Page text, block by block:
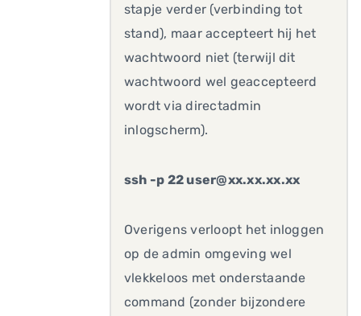
stapje verder (verbinding tot
stand), maar accepteert hij het
wachtwoord niet (terwijl dit
wachtwoord wel geaccepteerd
wordt via directadmin
inlogscherm).
ssh -p 22 user@xx.xx.xx.xx
Overigens verloopt het inloggen
op de admin omgeving wel
vlekkeloos met onderstaande
command (zonder bijzondere